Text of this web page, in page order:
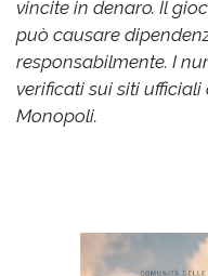
vincite in denaro. Il
può causare
responsabilmente. I
verificati sui siti
Monopoli.